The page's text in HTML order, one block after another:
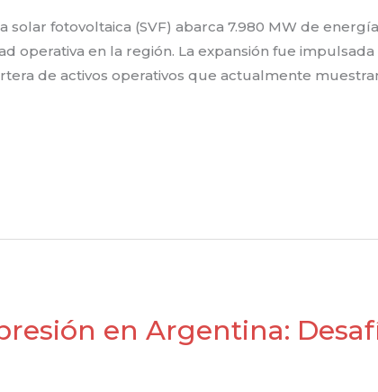
fotovoltaica (SVF) abarca 7.980 MW de
operativa en la región. La expansión fue
de activos operativos que actualmente
en Argentina: